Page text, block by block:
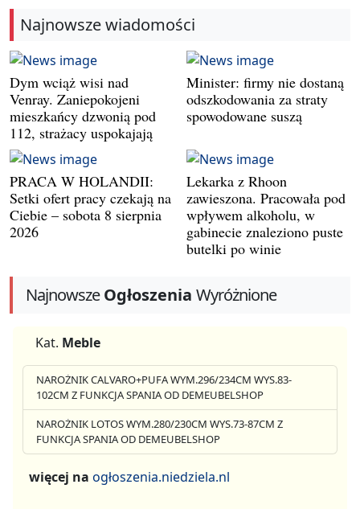
Najnowsze wiadomości
Dym wciąż wisi nad
Venray. Zaniepokojeni
mieszkańcy dzwonią pod
112, strażacy uspokajają
Minister: firmy nie dostaną
odszkodowania za straty
spowodowane suszą
PRACA W HOLANDII:
Setki ofert pracy czekają na
Ciebie – sobota 8 sierpnia
2026
Lekarka z Rhoon
zawieszona. Pracowała pod
wpływem alkoholu, w
gabinecie znaleziono puste
butelki po winie
NajnowszeOgłoszenia Wyróżnione
Kat. Meble
NAROŻNIK CALVARO+PUFA WYM.296/234CM WYS.83-
102CM Z FUNKCJA SPANIA OD DEMEUBELSHOP
NAROŻNIK LOTOS WYM.280/230CM WYS.73-87CM Z
FUNKCJA SPANIA OD DEMEUBELSHOP
więcej na ogłoszenia.niedziela.nl